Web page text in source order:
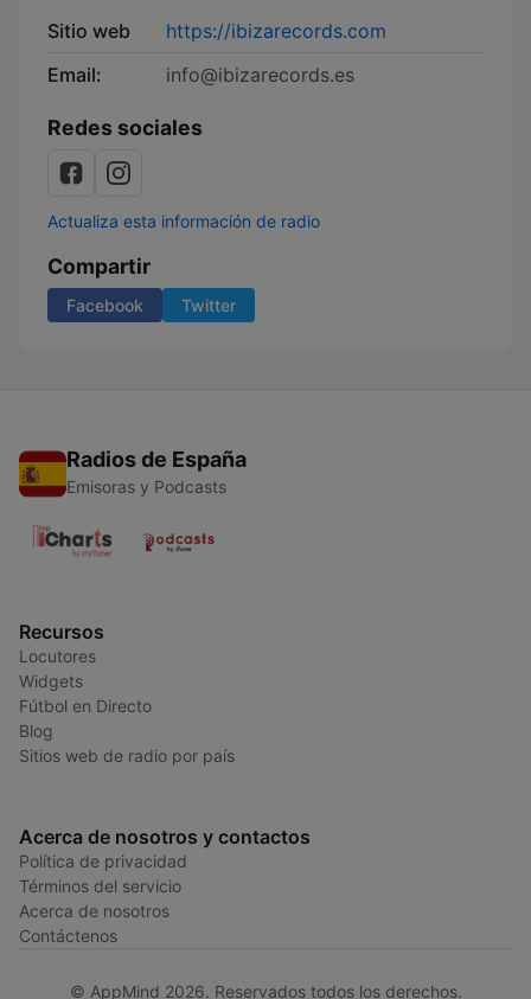
Sitio web
https://ibizarecords.com
Email:
info@ibizarecords.es
Redes sociales
Actualiza esta información de radio
Compartir
Facebook Twitter
Radios de España
Emisoras y Podcasts
Recursos
Locutores
Widgets
Fútbol en Directo
Blog
Sitios web de radio por país
Acerca de nosotros y contactos
Política de privacidad
Términos del servicio
Acerca de nosotros
Contáctenos
© AppMind 2026. Reservados todos los derechos.